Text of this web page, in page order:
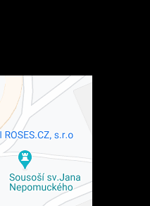
Volbami
s